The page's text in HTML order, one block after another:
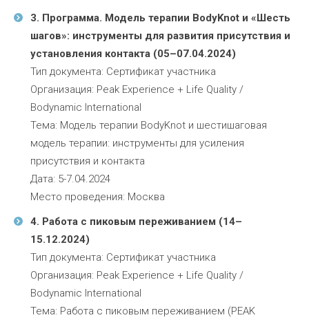
3. Программа. Модель терапии BodyKnot и «Шесть
шагов»: инструменты для развития присутствия и
установления контакта (05–07.04.2024)
Тип документа: Сертификат участника
Организация: Peak Experience + Life Quality /
Bodynamic International
Тема: Модель терапии BodyKnot и шестишаговая
модель терапии: инструменты для усиления
присутствия и контакта
Дата: 5-7.04.2024
Место проведения: Москва
4. Работа с пиковым переживанием (14–
15.12.2024)
Тип документа: Сертификат участника
Организация: Peak Experience + Life Quality /
Bodynamic International
Тема: Работа с пиковым переживанием (PEAK